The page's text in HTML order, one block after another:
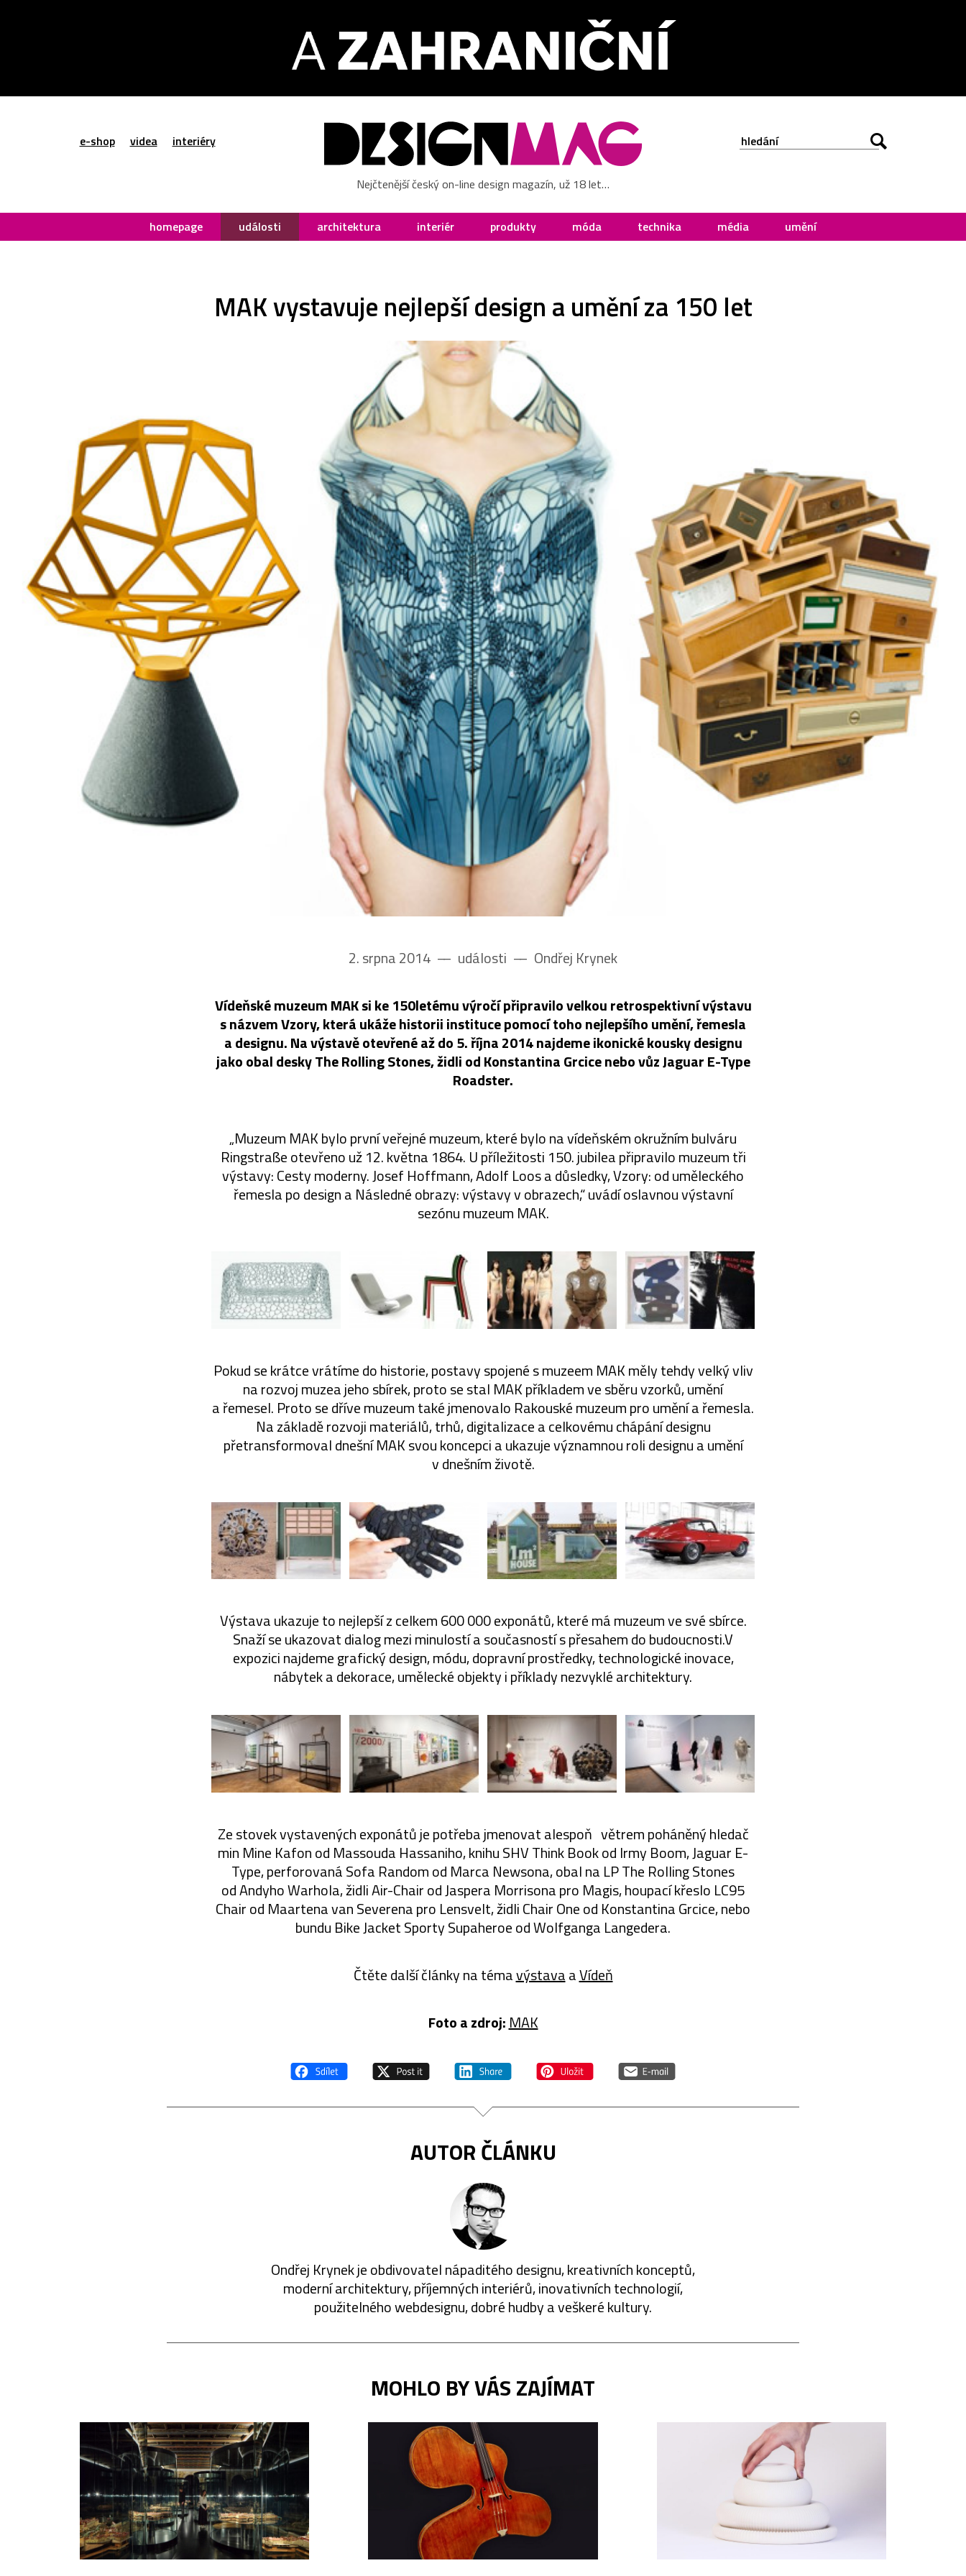
e-shop videa interiéry
Nejčtenější český on-line design magazín, už 18 let…
homepage události architektura interiér produkty móda technika média umění
MAK vystavuje nejlepší design a umění za 150 let
2. srpna 2014 –– události –– Ondřej Krynek
Vídeňské muzeum MAK si ke 150letému výročí připravilo velkou retrospektivní výstavu
s názvem Vzory, která ukáže historii instituce pomocí toho nejlepšího umění, řemesla
a designu. Na výstavě otevřené až do 5. října 2014 najdeme ikonické kousky designu
jako obal desky The Rolling Stones, židli od Konstantina Grcice nebo vůz Jaguar E-Type
Roadster.
„Muzeum MAK bylo první veřejné muzeum, které bylo na vídeňském okružním bulváru
Ringstraße otevřeno už 12. května 1864. U příležitosti 150. jubilea připravilo muzeum tři
výstavy: Cesty moderny. Josef Hoffmann, Adolf Loos a důsledky, Vzory: od uměleckého
řemesla po design a Následné obrazy: výstavy v obrazech,“ uvádí oslavnou výstavní
sezónu muzeum MAK.
Pokud se krátce vrátíme do historie, postavy spojené s muzeem MAK měly tehdy velký vliv
na rozvoj muzea jeho sbírek, proto se stal MAK příkladem ve sběru vzorků, umění
a řemesel. Proto se dříve muzeum také jmenovalo Rakouské muzeum pro umění a řemesla.
Na základě rozvoji materiálů, trhů, digitalizace a celkovému chápání designu
přetransformoval dnešní MAK svou koncepci a ukazuje významnou roli designu a umění
v dnešním životě.
Výstava ukazuje to nejlepší z celkem 600 000 exponátů, které má muzeum ve své sbírce.
Snaží se ukazovat dialog mezi minulostí a současností s přesahem do budoucnosti.V
expozici najdeme grafický design, módu, dopravní prostředky, technologické inovace,
nábytek a dekorace, umělecké objekty i příklady nezvyklé architektury.
Ze stovek vystavených exponátů je potřeba jmenovat alespoň větrem poháněný hledač
min Mine Kafon od Massouda Hassaniho, knihu SHV Think Book od Irmy Boom, Jaguar E-
Type, perforovaná Sofa Random od Marca Newsona, obal na LP The Rolling Stones
od Andyho Warhola, židli Air-Chair od Jaspera Morrisona pro Magis, houpací křeslo LC95
Chair od Maartena van Severena pro Lensvelt, židli Chair One od Konstantina Grcice, nebo
bundu Bike Jacket Sporty Supaheroe od Wolfganga Langedera.
Čtěte další články na témavýstavaaVídeň
Foto a zdroj: MAK
AUTOR ČLÁNKU
Ondřej Krynek je obdivovatel nápaditého designu, kreativních konceptů,
moderní architektury, příjemných interiérů, inovativních technologií,
použitelného webdesignu, dobré hudby a veškeré kultury.
MOHLO BY VÁS ZAJÍMAT